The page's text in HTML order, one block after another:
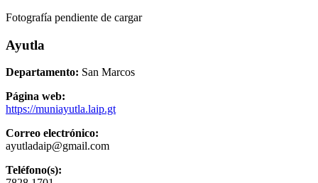
Fotografía pendiente de cargar
Ayutla
Departamento: San Marcos
Página web:
https://muniayutla.laip.gt
Correo electrónico:
ayutladaip@gmail.com
Teléfono(s):